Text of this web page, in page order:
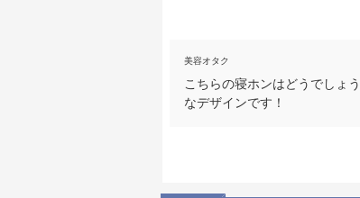
美容オタク
こちらの寝ホンはどうでしょ
なデザインです！